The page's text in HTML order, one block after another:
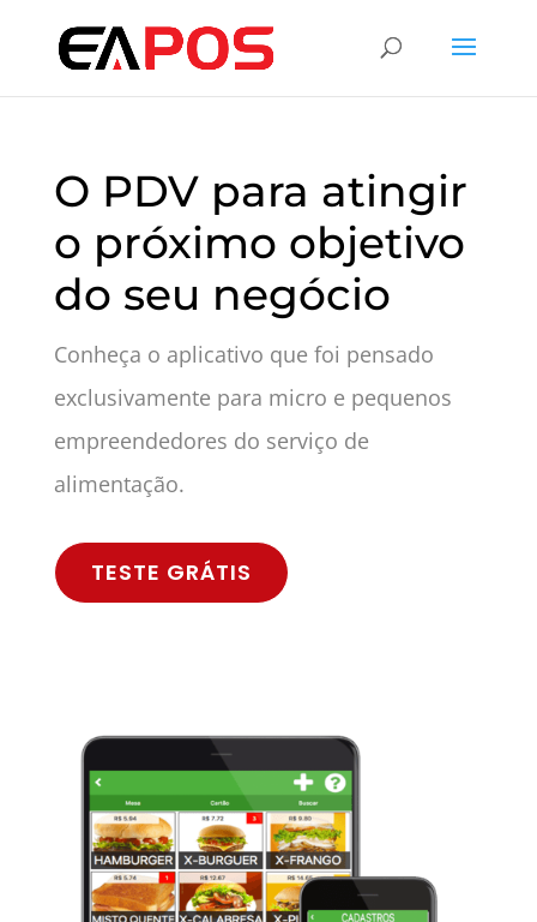
O PDV para atingir
o próximo objetivo
do seu negócio
Conheça o aplicativo que foi pensado
exclusivamente para micro e pequenos
empreendedores do serviço de
alimentação.
TESTE GRÁTIS